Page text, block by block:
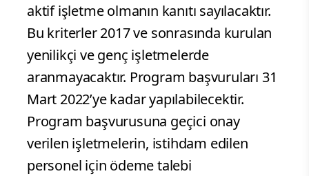
aktif işletme olmanın kanıtı sayılacaktır.
Bu kriterler 2017 ve sonrasında kurulan
yenilikçi ve genç işletmelerde
aranmayacaktır. Program başvuruları 31
Mart 2022’ye kadar yapılabilecektir.
Program başvurusuna geçici onay
verilen işletmelerin, istihdam edilen
personel için ödeme talebi